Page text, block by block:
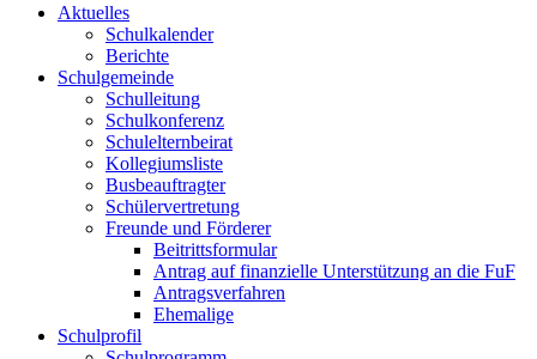
Aktuelles
Schulkalender
Berichte
Schulgemeinde
Schulleitung
Schulkonferenz
Schulelternbeirat
Kollegiumsliste
Busbeauftragter
Schülervertretung
Freunde und Förderer
Beitrittsformular
Antrag auf finanzielle Unterstützung an die FuF
Antragsverfahren
Ehemalige
Schulprofil